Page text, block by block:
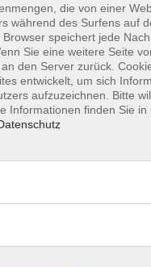
die von einer
während des Surfens auf
speichert jede
Sie eine weitere Seite
den Server zurück.
entwickelt, um sich
aufzuzeichnen. Bitte
Informationen finden Sie in